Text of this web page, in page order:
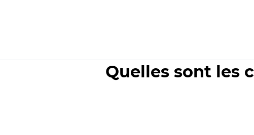
Quelles sont les